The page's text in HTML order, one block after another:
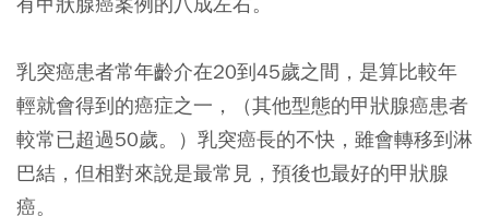
乳突癌患者常年齡介在20到45歲之間，是算比較年
輕就會得到的癌症之一，（其他型態的甲狀腺癌患者
較常已超過50歲。）乳突癌長的不快，雖會轉移到淋
巴結，但相對來說是最常見，預後也最好的甲狀腺
癌。